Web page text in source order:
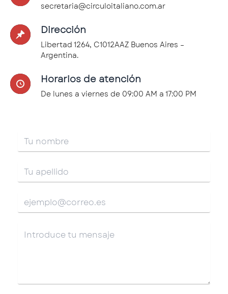
secretaria@circuloitaliano.com.ar
Dirección
Libertad 1264, C1012AAZ Buenos Aires –
Argentina.
Horarios de atención
De lunes a viernes de 09:00 AM a 17:00 PM